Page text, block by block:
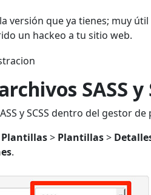
que ya tienes; muy
un hackeo a tu sitio web.
SASS y
y SCSS dentro del gestor de
Plantillas> Plantillas>
.